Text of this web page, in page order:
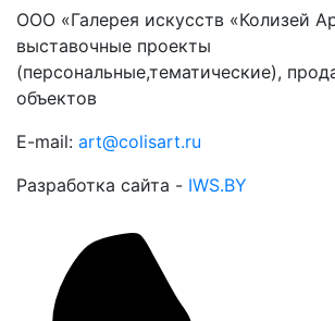
ООО «Галерея искусств «Колизей
выставочные проекты
(персональные,тематические),
объектов
E-mail: art@colisart.ru
Разработка сайта - IWS.BY